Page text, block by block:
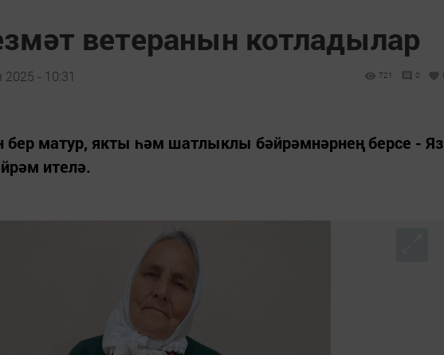
ветеранын котладылар
- 10:31 721 0
бер матур, якты һәм шатлыклы бәйрәмнәрнең берсе - Яз
ителә.